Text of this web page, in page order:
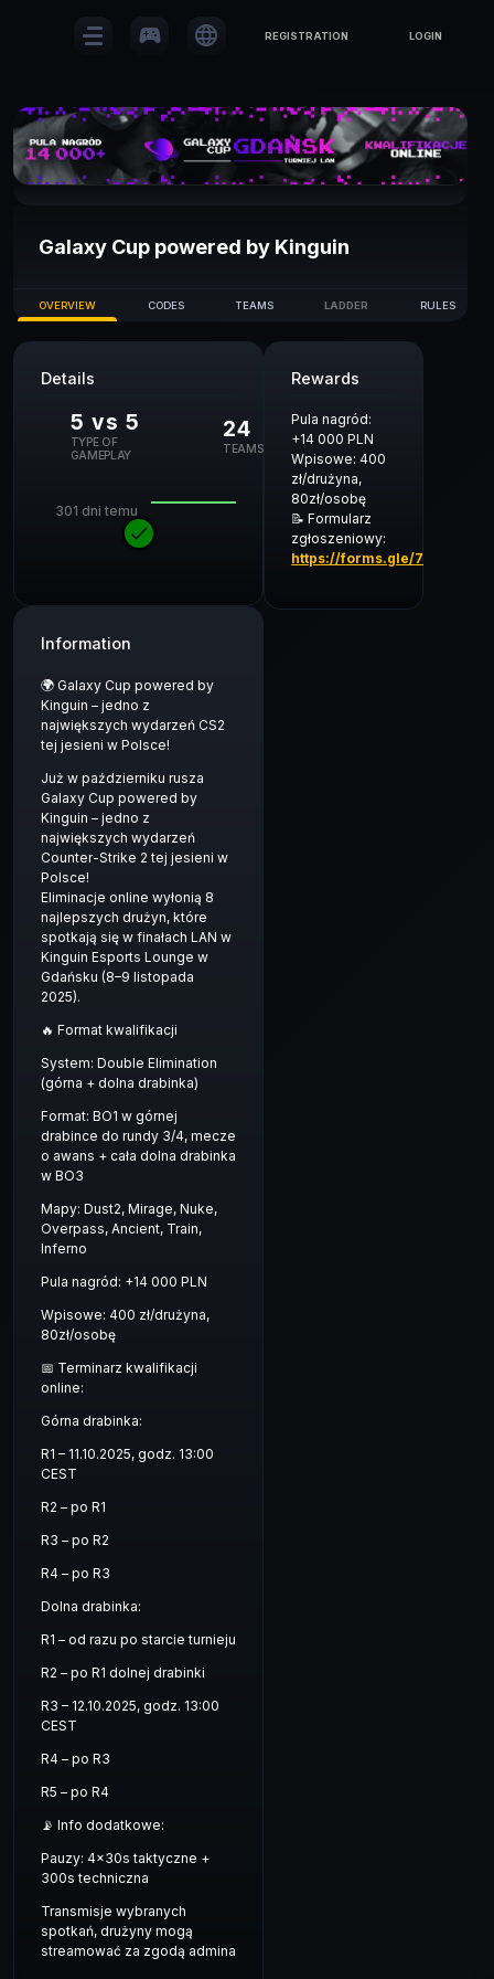
sports_esports language REGISTRATION LOGIN
Galaxy Cup powered by Kinguin
OVERVIEW CODES TEAMS LADDER RULES
Details
5 vs 5
TYPE OF
GAMEPLAY
24
TEAMS
301 dni temu
START OF CHECK-IN
Information
🌍 Galaxy Cup powered by
Kinguin – jedno z
największych wydarzeń CS2
tej jesieni w Polsce!
Już w październiku rusza
Galaxy Cup powered by
Kinguin – jedno z
największych wydarzeń
Counter-Strike 2 tej jesieni w
Polsce!
Eliminacje online wyłonią 8
najlepszych drużyn, które
spotkają się w finałach LAN w
Kinguin Esports Lounge w
Gdańsku (8–9 listopada
2025).
🔥 Format kwalifikacji
System: Double Elimination
(górna + dolna drabinka)
Format: BO1 w górnej
drabince do rundy 3/4, mecze
o awans + cała dolna drabinka
w BO3
Mapy: Dust2, Mirage, Nuke,
Overpass, Ancient, Train,
Inferno
Pula nagród: +14 000 PLN
Wpisowe: 400 zł/drużyna,
80zł/osobę
📅 Terminarz kwalifikacji
online:
Górna drabinka:
R1 – 11.10.2025, godz. 13:00
CEST
R2 – po R1
R3 – po R2
R4 – po R3
Dolna drabinka:
R1 – od razu po starcie turnieju
R2 – po R1 dolnej drabinki
R3 – 12.10.2025, godz. 13:00
CEST
R4 – po R3
R5 – po R4
📡 Info dodatkowe:
Pauzy: 4x30s taktyczne +
300s techniczna
Transmisje wybranych
spotkań, drużyny mogą
streamować za zgodą admina
Rewards
Pula nagród:
+14 000 PLN
Wpisowe: 400
zł/drużyna,
80zł/osobę
📝 Formularz
zgłoszeniowy:
https://forms.gle/